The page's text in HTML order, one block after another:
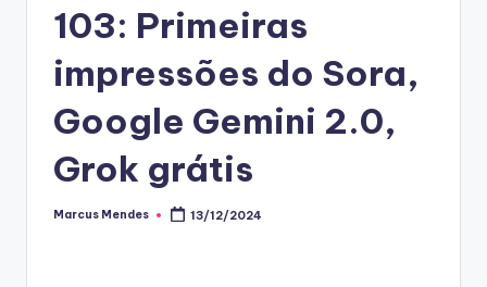
103: Primeiras
impressões do Sora,
Google Gemini 2.0,
Grok grátis
Posted
Marcus Mendes 13/12/2024